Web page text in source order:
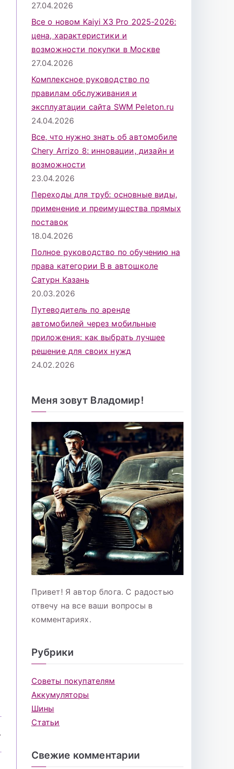
27.04.2026
Все о новом Kaiyi X3 Pro 2025-2026:
цена, характеристики и
возможности покупки в Москве
27.04.2026
Комплексное руководство по
правилам обслуживания и
эксплуатации сайта SWM Peleton.ru
24.04.2026
Все, что нужно знать об автомобиле
Chery Arrizo 8: инновации, дизайн и
возможности
23.04.2026
Переходы для труб: основные виды,
применение и преимущества прямых
поставок
18.04.2026
Полное руководство по обучению на
права категории B в автошколе
Сатурн Казань
20.03.2026
Путеводитель по аренде
автомобилей через мобильные
приложения: как выбрать лучшее
решение для своих нужд
24.02.2026
Меня зовут Владомир!
Привет! Я автор блога. С радостью
отвечу на все ваши вопросы в
комментариях.
Рубрики
Советы покупателям
Аккумуляторы
Шины
Статьи
Свежие комментарии